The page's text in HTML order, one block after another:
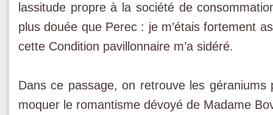
lassitude propre à la société de
plus douée que Perec : je m’étais fortement
cette Condition pavillonnaire m’a sidéré.
Dans ce passage, on retrouve les
moquer le romantisme dévoyé de Madame